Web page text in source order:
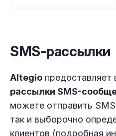
SMS-рассылки
Altegio
рассылки SMS-
можете отправить
так и выборочно
клиентов (подробная